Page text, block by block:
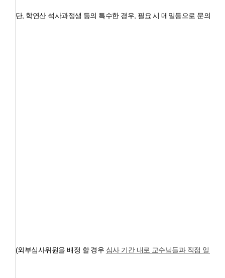
단, 학연산 석사과정생 등의 특수한 경우, 필요 시 메일등으로 문의 주
(외부심사위원을 배정 할 경우 심사 기간 내로 교수님들과 직접 일정